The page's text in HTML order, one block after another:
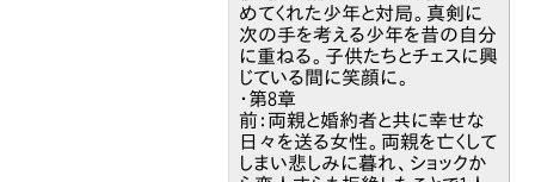
めてくれた少年と対局。真剣に
次の手を考える少年を昔の自分
に重ねる。子供たちとチェスに興
じている間に笑顔に。
・第8章
前：両親と婚約者と共に幸せな
日々を送る女性。両親を亡くして
しまい悲しみに暮れ、ショックか